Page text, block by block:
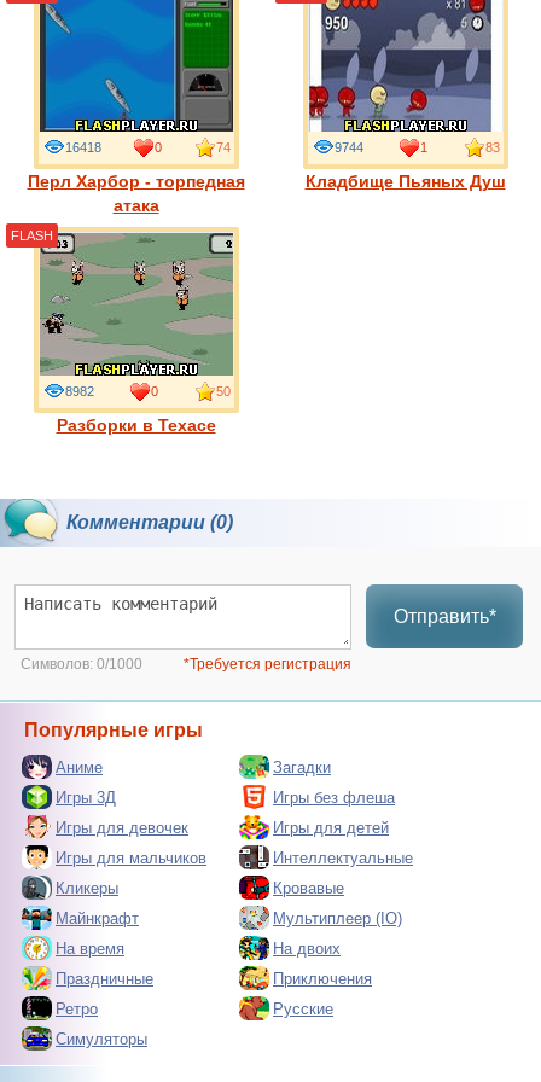
Перл Харбор - торпедная
атака
16418 0 74
Кладбище Пьяных Душ
9744 1 83
Разборки в Техасе
8982 0 50
FLASH
Комментарии (0)
Отправить*
Символов: 0/1000 *Требуется регистрация
Популярные игры
Аниме
Загадки
Игры 3Д
Игры без флеша
Игры для девочек
Игры для детей
Игры для мальчиков
Интеллектуальные
Кликеры
Кровавые
Майнкрафт
Мультиплеер (IO)
На время
На двоих
Праздничные
Приключения
Ретро
Русские
Симуляторы